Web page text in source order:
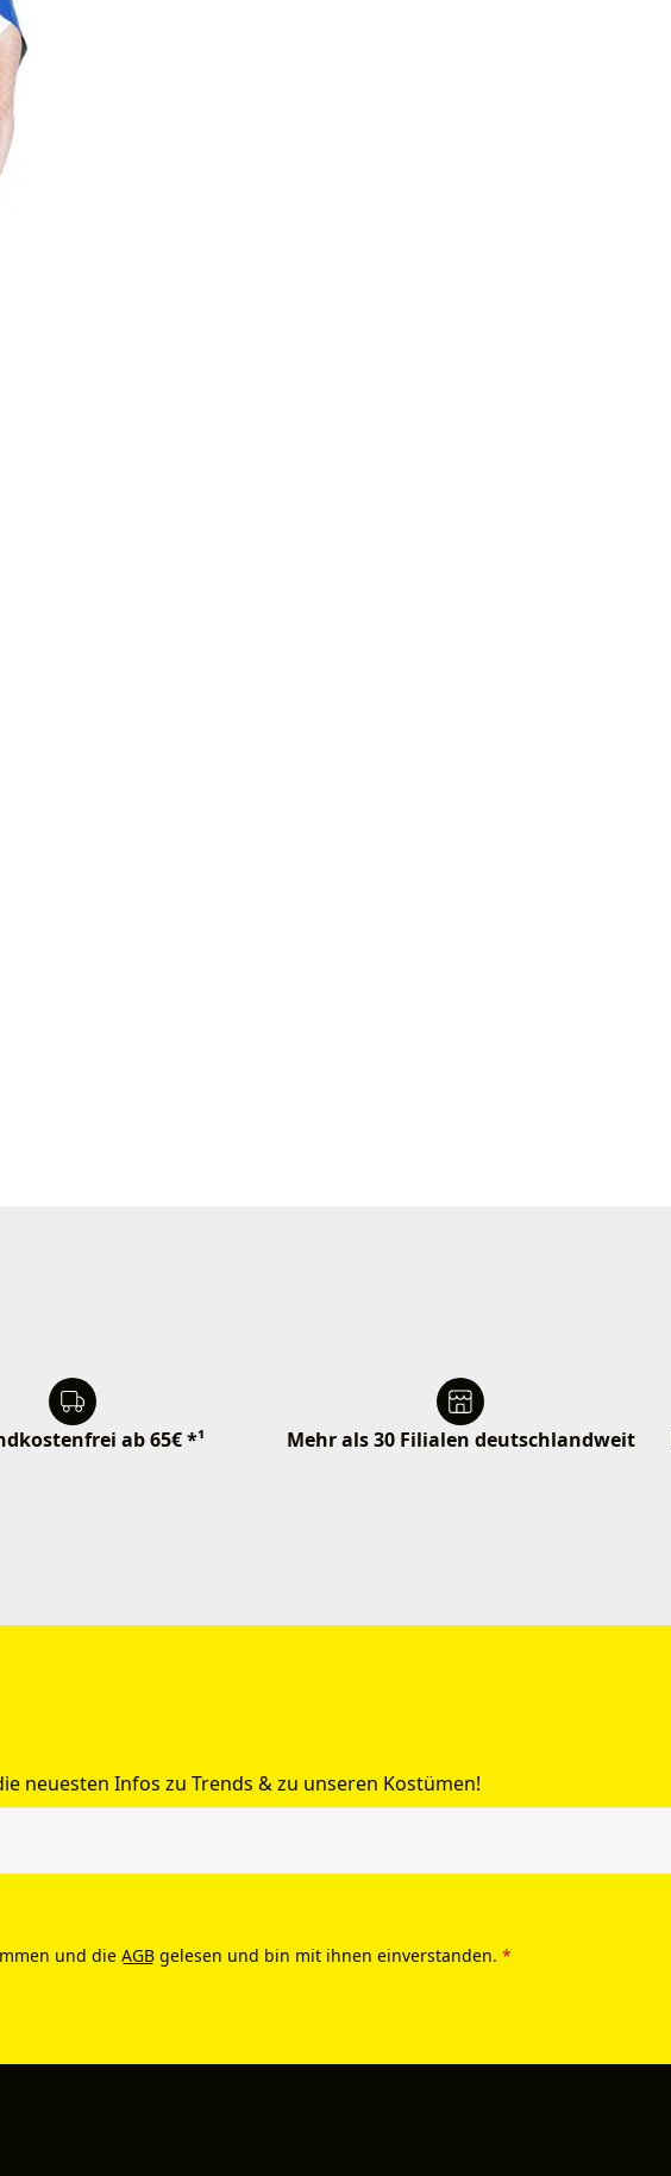
ab 65€ *¹ Mehr als 30 Filialen deutschlandweit
neuesten Infos zu Trends & zu unseren Kostümen!
und die AGB gelesen und bin mit ihnen einverstanden. *